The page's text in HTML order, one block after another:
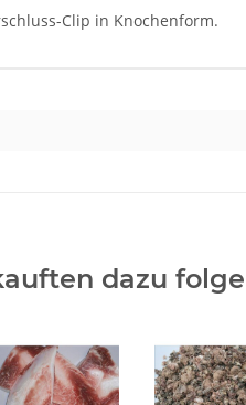
Clip in Knochenform.
dazu